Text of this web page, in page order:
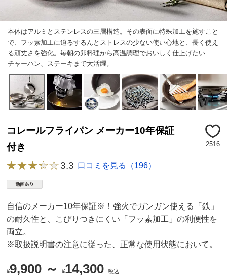
本体はアルミとステンレスの三層構造。その表面に特殊加工を施すこと
で、フッ素加工に迫るするんとストレスの少ない使い心地と、長く使え
る頑丈さを強化。毎朝の卵料理から高温調理でおいしく仕上げたい
チャーハン、ステーキまで大活躍。
コレールフライパン メーカー10年保証
付き
2516
3.3 口コミを見る（196）
自信のメーカー10年保証※！強火でガンガン使える「鉄」
の耐久性と、こびりつきにくい「フッ素加工」の利便性を
両立。
※取扱説明書の注意に従った、正常な使用状態において。
¥9,900 ～¥14,300 税込